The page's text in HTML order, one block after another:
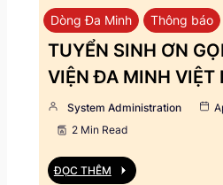
Dòng Đa Minh Thông báo
TUYỂN SINH ƠN
VIỆN ĐA MINH VIỆT
System Administration
2 Min Read
ĐỌC THÊM